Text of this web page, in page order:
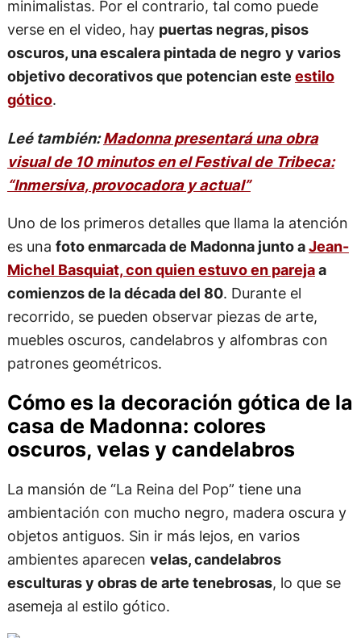
minimalistas. Por el contrario, tal como puede
verse en el video, hay puertas negras, pisos
oscuros, una escalera pintada de negro y varios
objetivo decorativos que potencian este estilo
gótico.
Leé también:Madonna presentará una obra
visual de 10 minutos en el Festival de Tribeca:
“Inmersiva, provocadora y actual”
Uno de los primeros detalles que llama la atención
es una foto enmarcada de Madonna junto aJean-
Michel Basquiat, con quien estuvo en parejaa
comienzos de la década del 80. Durante el
recorrido, se pueden observar piezas de arte,
muebles oscuros, candelabros y alfombras con
patrones geométricos.
Cómo es la decoración gótica de la
casa de Madonna: colores
oscuros, velas y candelabros
La mansión de “La Reina del Pop” tiene una
ambientación con mucho negro, madera oscura y
objetos antiguos. Sin ir más lejos, en varios
ambientes aparecen velas, candelabros
esculturas y obras de arte tenebrosas, lo que se
asemeja al estilo gótico.